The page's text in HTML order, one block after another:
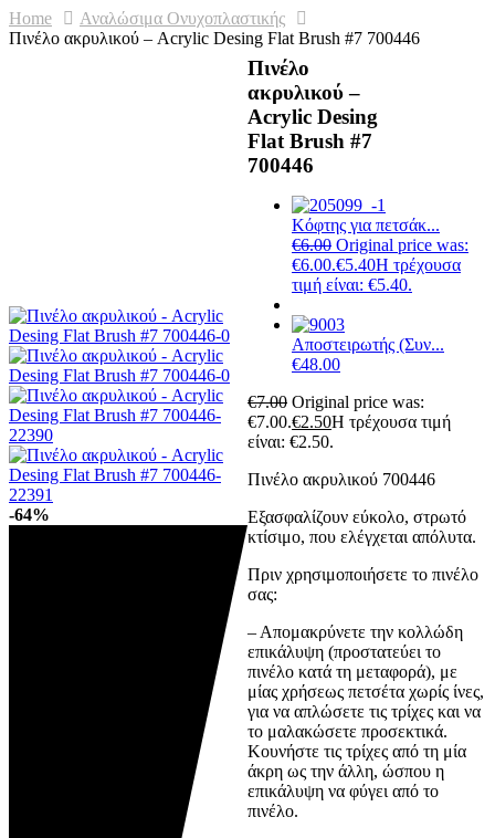
Home
Αναλώσιμα Ονυχοπλαστικής
Πινέλο ακρυλικού – Acrylic Desing Flat Brush #7 700446
-64%
Πινέλο
ακρυλικού –
Acrylic Desing
Flat Brush #7
700446
Κόφτης για πετσάκ...
€6.00 Original price was:
€6.00.€5.40Η τρέχουσα
τιμή είναι: €5.40.
Αποστειρωτής (Συν...
€48.00
€7.00 Original price was:
€7.00.€2.50Η τρέχουσα τιμή
είναι: €2.50.
Πινέλο ακρυλικού 700446
Εξασφαλίζουν εύκολο, στρωτό
κτίσιμο, που ελέγχεται απόλυτα.
Πριν χρησιμοποιήσετε το πινέλο
σας:
– Απομακρύνετε την κολλώδη
επικάλυψη (προστατεύει το
πινέλο κατά τη μεταφορά), με
μίας χρήσεως πετσέτα χωρίς ίνες,
για να απλώσετε τις τρίχες και να
το μαλακώσετε προσεκτικά.
Κουνήστε τις τρίχες από τη μία
άκρη ως την άλλη, ώσπου η
επικάλυψη να φύγει από το
πινέλο.